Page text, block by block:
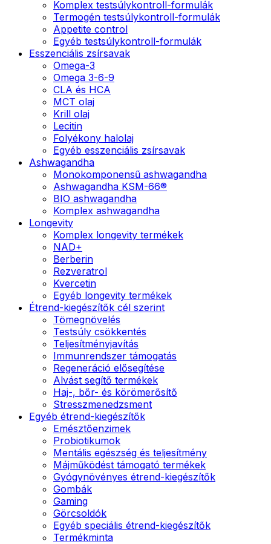
Komplex testsúlykontroll-formulák
Termogén testsúlykontroll-formulák
Appetite control
Egyéb testsúlykontroll-formulák
Esszenciális zsírsavak
Omega-3
Omega 3-6-9
CLA és HCA
MCT olaj
Krill olaj
Lecitin
Folyékony halolaj
Egyéb esszenciális zsírsavak
Ashwagandha
Monokomponensű ashwagandha
Ashwagandha KSM-66®
BIO ashwagandha
Komplex ashwagandha
Longevity
Komplex longevity termékek
NAD+
Berberin
Rezveratrol
Kvercetin
Egyéb longevity termékek
Étrend-kiegészítők cél szerint
Tömegnövelés
Testsúly csökkentés
Teljesítményjavítás
Immunrendszer támogatás
Regeneráció elősegítése
Alvást segítő termékek
Haj-, bőr- és körömerősítő
Stresszmenedzsment
Egyéb étrend-kiegészítők
Emésztőenzimek
Probiotikumok
Mentális egészség és teljesítmény
Májműködést támogató termékek
Gyógynövényes étrend-kiegészítők
Gombák
Gaming
Görcsoldók
Egyéb speciális étrend-kiegészítők
Termékminta